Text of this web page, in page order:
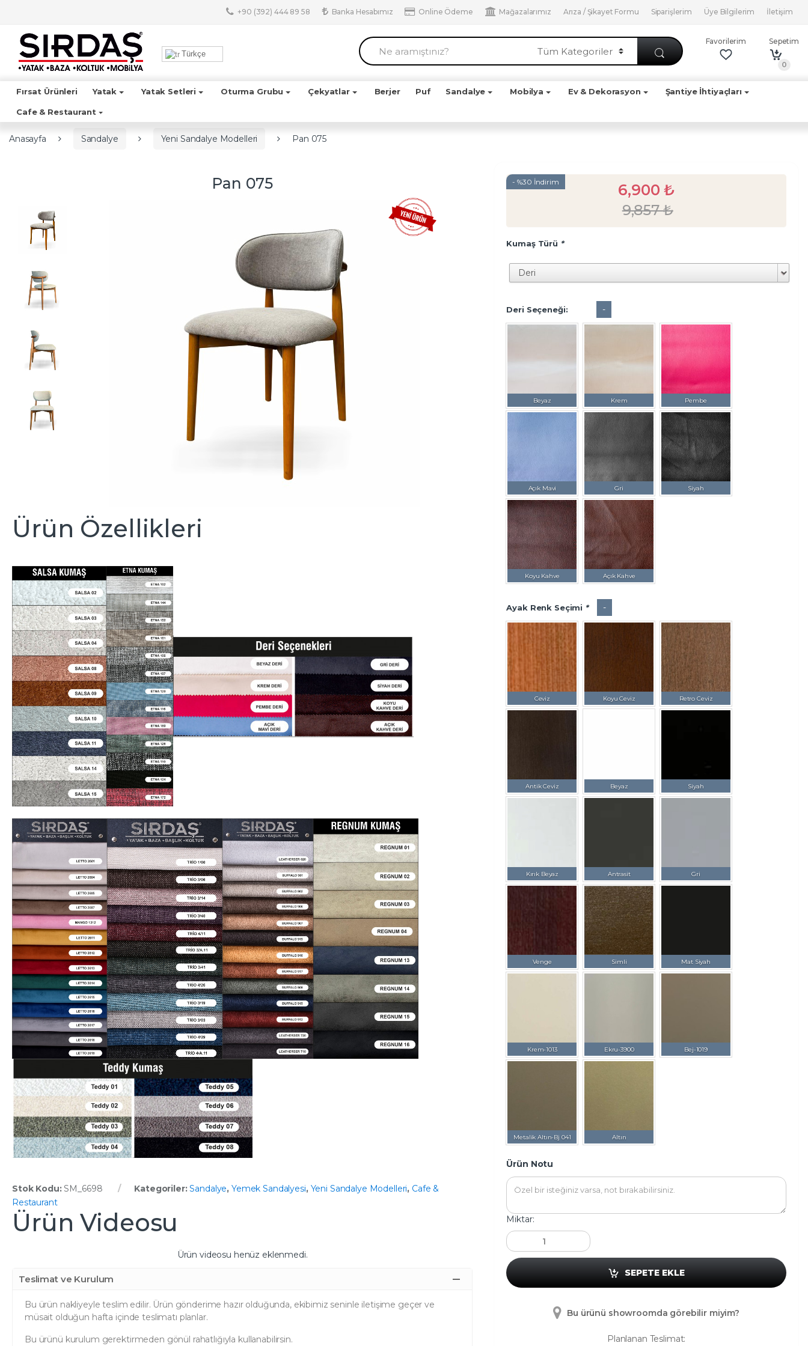
+90 (392) 444 89 58 Banka Hesabımız Online Ödeme Mağazalarımız Arıza / Şikayet Formu Siparişlerim Üye Bilgilerim İletişim
r
a
:
Sepetim
0
Favorilerim
Türkçe
Fırsat Ürünleri Yatak Yatak Setleri Oturma Grubu Çekyatlar Berjer Puf Sandalye Mobilya Ev & Dekorasyon Şantiye İhtiyaçları
Cafe & Restaurant
Anasayfa Sandalye Yeni Sandalye Modelleri Pan 075
Pan 075
Ürün Özellikleri
Stok Kodu:SM_6698 Kategoriler:Sandalye,Yemek Sandalyesi, Yeni Sandalye Modelleri, Cafe &
Restaurant
Ürün Videosu
Ürün videosu henüz eklenmedi.
Teslimat ve Kurulum
Bu ürün nakliyeyle teslim edilir. Ürün gönderime hazır olduğunda, ekibimiz seninle iletişime geçer ve
müsait olduğun hafta içinde teslimatı planlar.
Bu ürünü kurulum gerektirmeden gönül rahatlığıyla kullanabilirsin.
- %30 İndirim 6,900₺
9,857₺
Kumaş Türü *
Deri Seçeneği:
Beyaz Krem Pembe
Açık Mavi Gri Siyah
Koyu Kahve Açık Kahve
-
Ayak Renk Seçimi *
Ceviz Koyu Ceviz Retro Ceviz
Antik Ceviz Beyaz Siyah
Kırık Beyaz Antrasit Gri
Venge Simli Mat Siyah
Krem-1013 Ekru-3900 Bej-1019
Metalik Altın-Bj 041 Altın
-
Ürün Notu
Miktar:
SEPETE EKLE
Bu ürünü showroomda görebilir miyim?
Planlanan Teslimat: